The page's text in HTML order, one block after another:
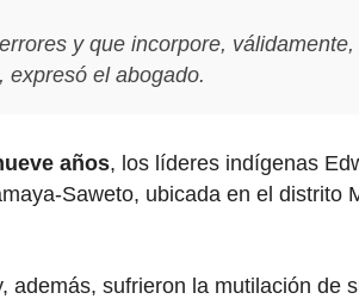
y que incorpore,
expresó el abogado.
años, los líderes indígenas
Saweto, ubicada en el
sufrieron la mutilación